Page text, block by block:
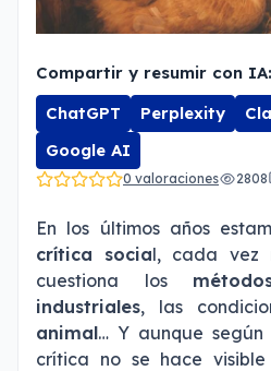
Compartir y resumir con IA:
ChatGPT
Perplexity
Google AI
0 valoraciones 2808
En los últimos años
crítica social, cada vez
cuestiona los
industriales, las
animal… Y aunque según
crítica no se hace